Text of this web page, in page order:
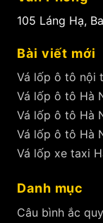
105 Láng Hạ,
Bài viết mới
Vá lốp ô tô nội
Vá lốp ô tô Hà
Vá lốp ô tô Hà
Vá lốp ô tô Hà
Vá lốp xe taxi
Danh mục
Câu bình ắc quy